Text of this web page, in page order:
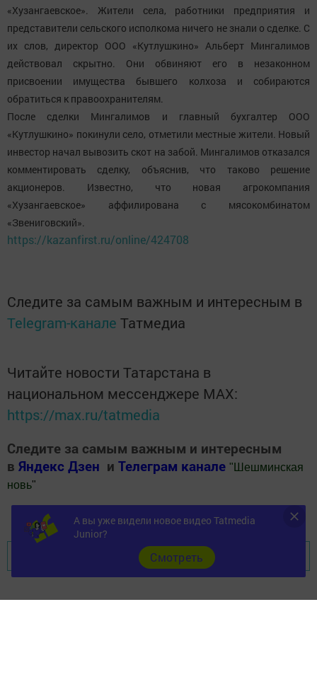
«Хузангаевское». Жители села, работники предприятия и
представители сельского исполкома ничего не знали о сделке. С
их слов, директор ООО «Кутлушкино» Альберт Мингалимов
действовал скрытно. Они обвиняют его в незаконном
присвоении имущества бывшего колхоза и собираются
обратиться к правоохранителям.
После сделки Мингалимов и главный бухгалтер ООО
«Кутлушкино» покинули село, отметили местные жители. Новый
инвестор начал вывозить скот на забой. Мингалимов отказался
комментировать сделку, объяснив, что таково решение
акционеров. Известно, что новая агрокомпания
«Хузангаевское» аффилирована с мясокомбинатом
«Звениговский».
https://kazanfirst.ru/online/424708
Следите за самым важным и интересным в
Telegram-канале Татмедиа
Читайте новости Татарстана в
национальном мессенджере MАХ:
https://max.ru/tatmedia
Следите за самым важным и интересным
в Яндекс Дзен и Телеграм канале " Шешминская
новь"
Добавить Шешминскую новь в Яндекс.Новости
Перейти на страницу новости
А вы уже видели новое видео Tatmedia
Junior?
Cмотреть